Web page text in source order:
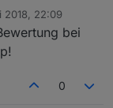
2018, 22:09
bei
0